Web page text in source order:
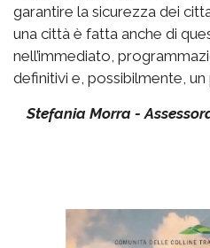
garantire la sicurezza dei
una città è fatta anche di
nell’immediato,
definitivi e, possibilmente, un
Stefania Morra -